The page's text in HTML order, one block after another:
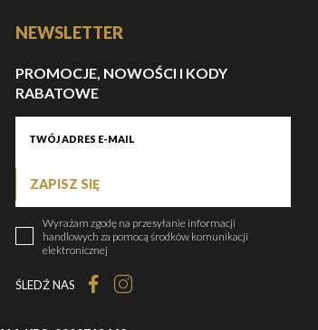
NEWSLETTER
PROMOCJE, NOWOŚCI I KODY
RABATOWE
ZAPISZ SIĘ
Wyrażam zgodę na przesyłanie informacji
handlowych za pomocą środków komunikacji
elektronicznej
ŚLEDŹ NAS